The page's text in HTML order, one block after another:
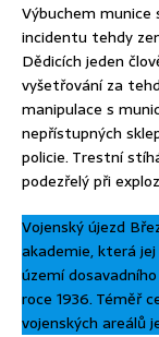
Výbuchem munice
incidentu tehdy
Dědicích jeden
vyšetřování za
manipulace s
nepřístupných
policie. Trestní
podezřelý při
Vojenský újezd
akademie, která jej
území
roce 1936. Téměř
vojenských areálů